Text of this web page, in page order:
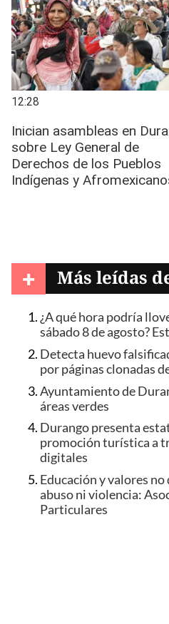
+ Más leídas
¿A qué hora podría
sábado 8 de agosto?
Detecta huevo
por páginas clonadas
Ayuntamiento de
áreas verdes
Durango presenta
promoción turística a
digitales
Educación y valores
abuso ni violencia:
Particulares